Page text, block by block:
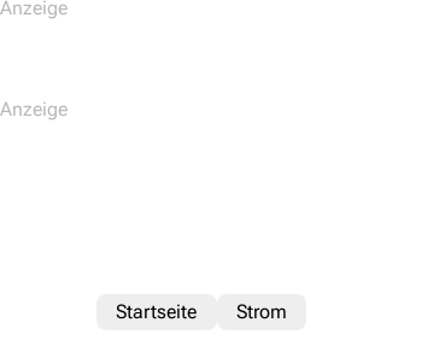
Startseite Strom